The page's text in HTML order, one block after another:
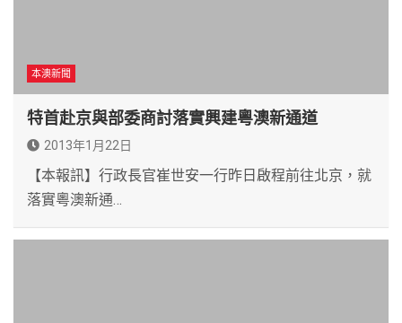
本澳新聞
特首赴京與部委商討落實興建粵澳新通道
2013年1月22日
【本報訊】行政長官崔世安一行昨日啟程前往北京，就
落實粵澳新通…